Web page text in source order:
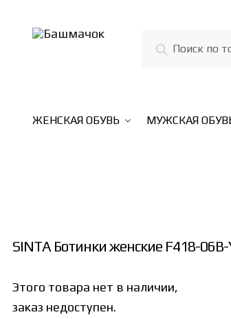
Поиск
ЖЕНСКАЯ ОБУВЬ МУЖСКАЯ
SINTA Ботинки женские F418-
Этого товара нет в наличии,
заказ недоступен.